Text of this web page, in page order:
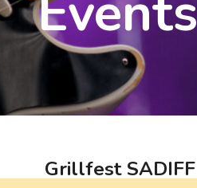
Grillfest SADIFF